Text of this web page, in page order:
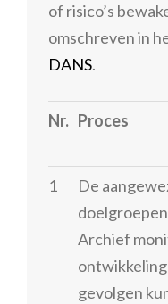
of risico’s
omschreven in
DANS.
Nr. Proces
1
De
Archief
gevolgen